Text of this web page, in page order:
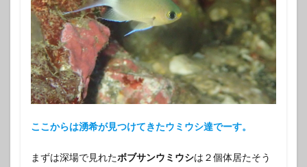
ここからは湧希が見つけてきたウミウシ達でーす。
まずは深場で見れたボブサンウミウシは２個体居たそう